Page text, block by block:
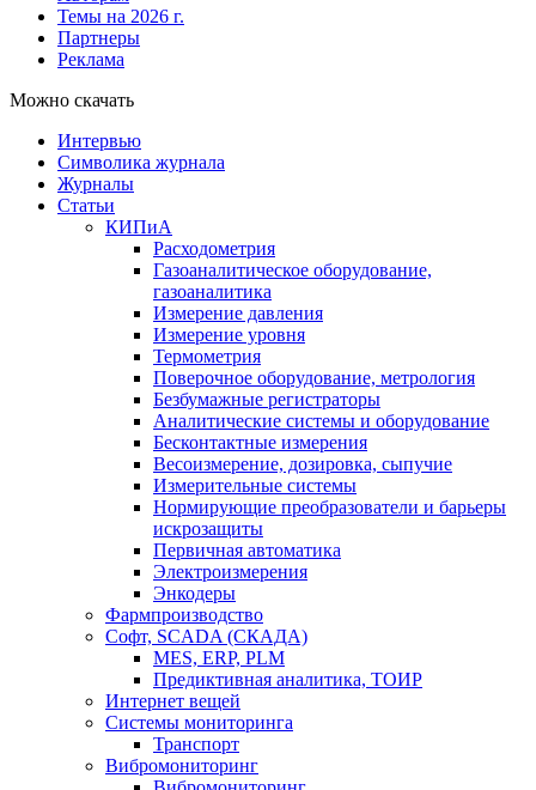
Темы на 2026 г.
Партнеры
Реклама
Можно скачать
Интервью
Символика журнала
Журналы
Статьи
КИПиА
Расходометрия
Газоаналитическое оборудование,
газоаналитика
Измерение давления
Измерение уровня
Термометрия
Поверочное оборудование, метрология
Безбумажные регистраторы
Аналитические системы и оборудование
Бесконтактные измерения
Весоизмерение, дозировка, сыпучие
Измерительные системы
Нормирующие преобразователи и барьеры
искрозащиты
Первичная автоматика
Электроизмерения
Энкодеры
Фармпроизводство
Софт, SCADA (СКАДА)
MES, ERP, PLM
Предиктивная аналитика, ТОИР
Интернет вещей
Системы мониторинга
Транспорт
Вибромониторинг